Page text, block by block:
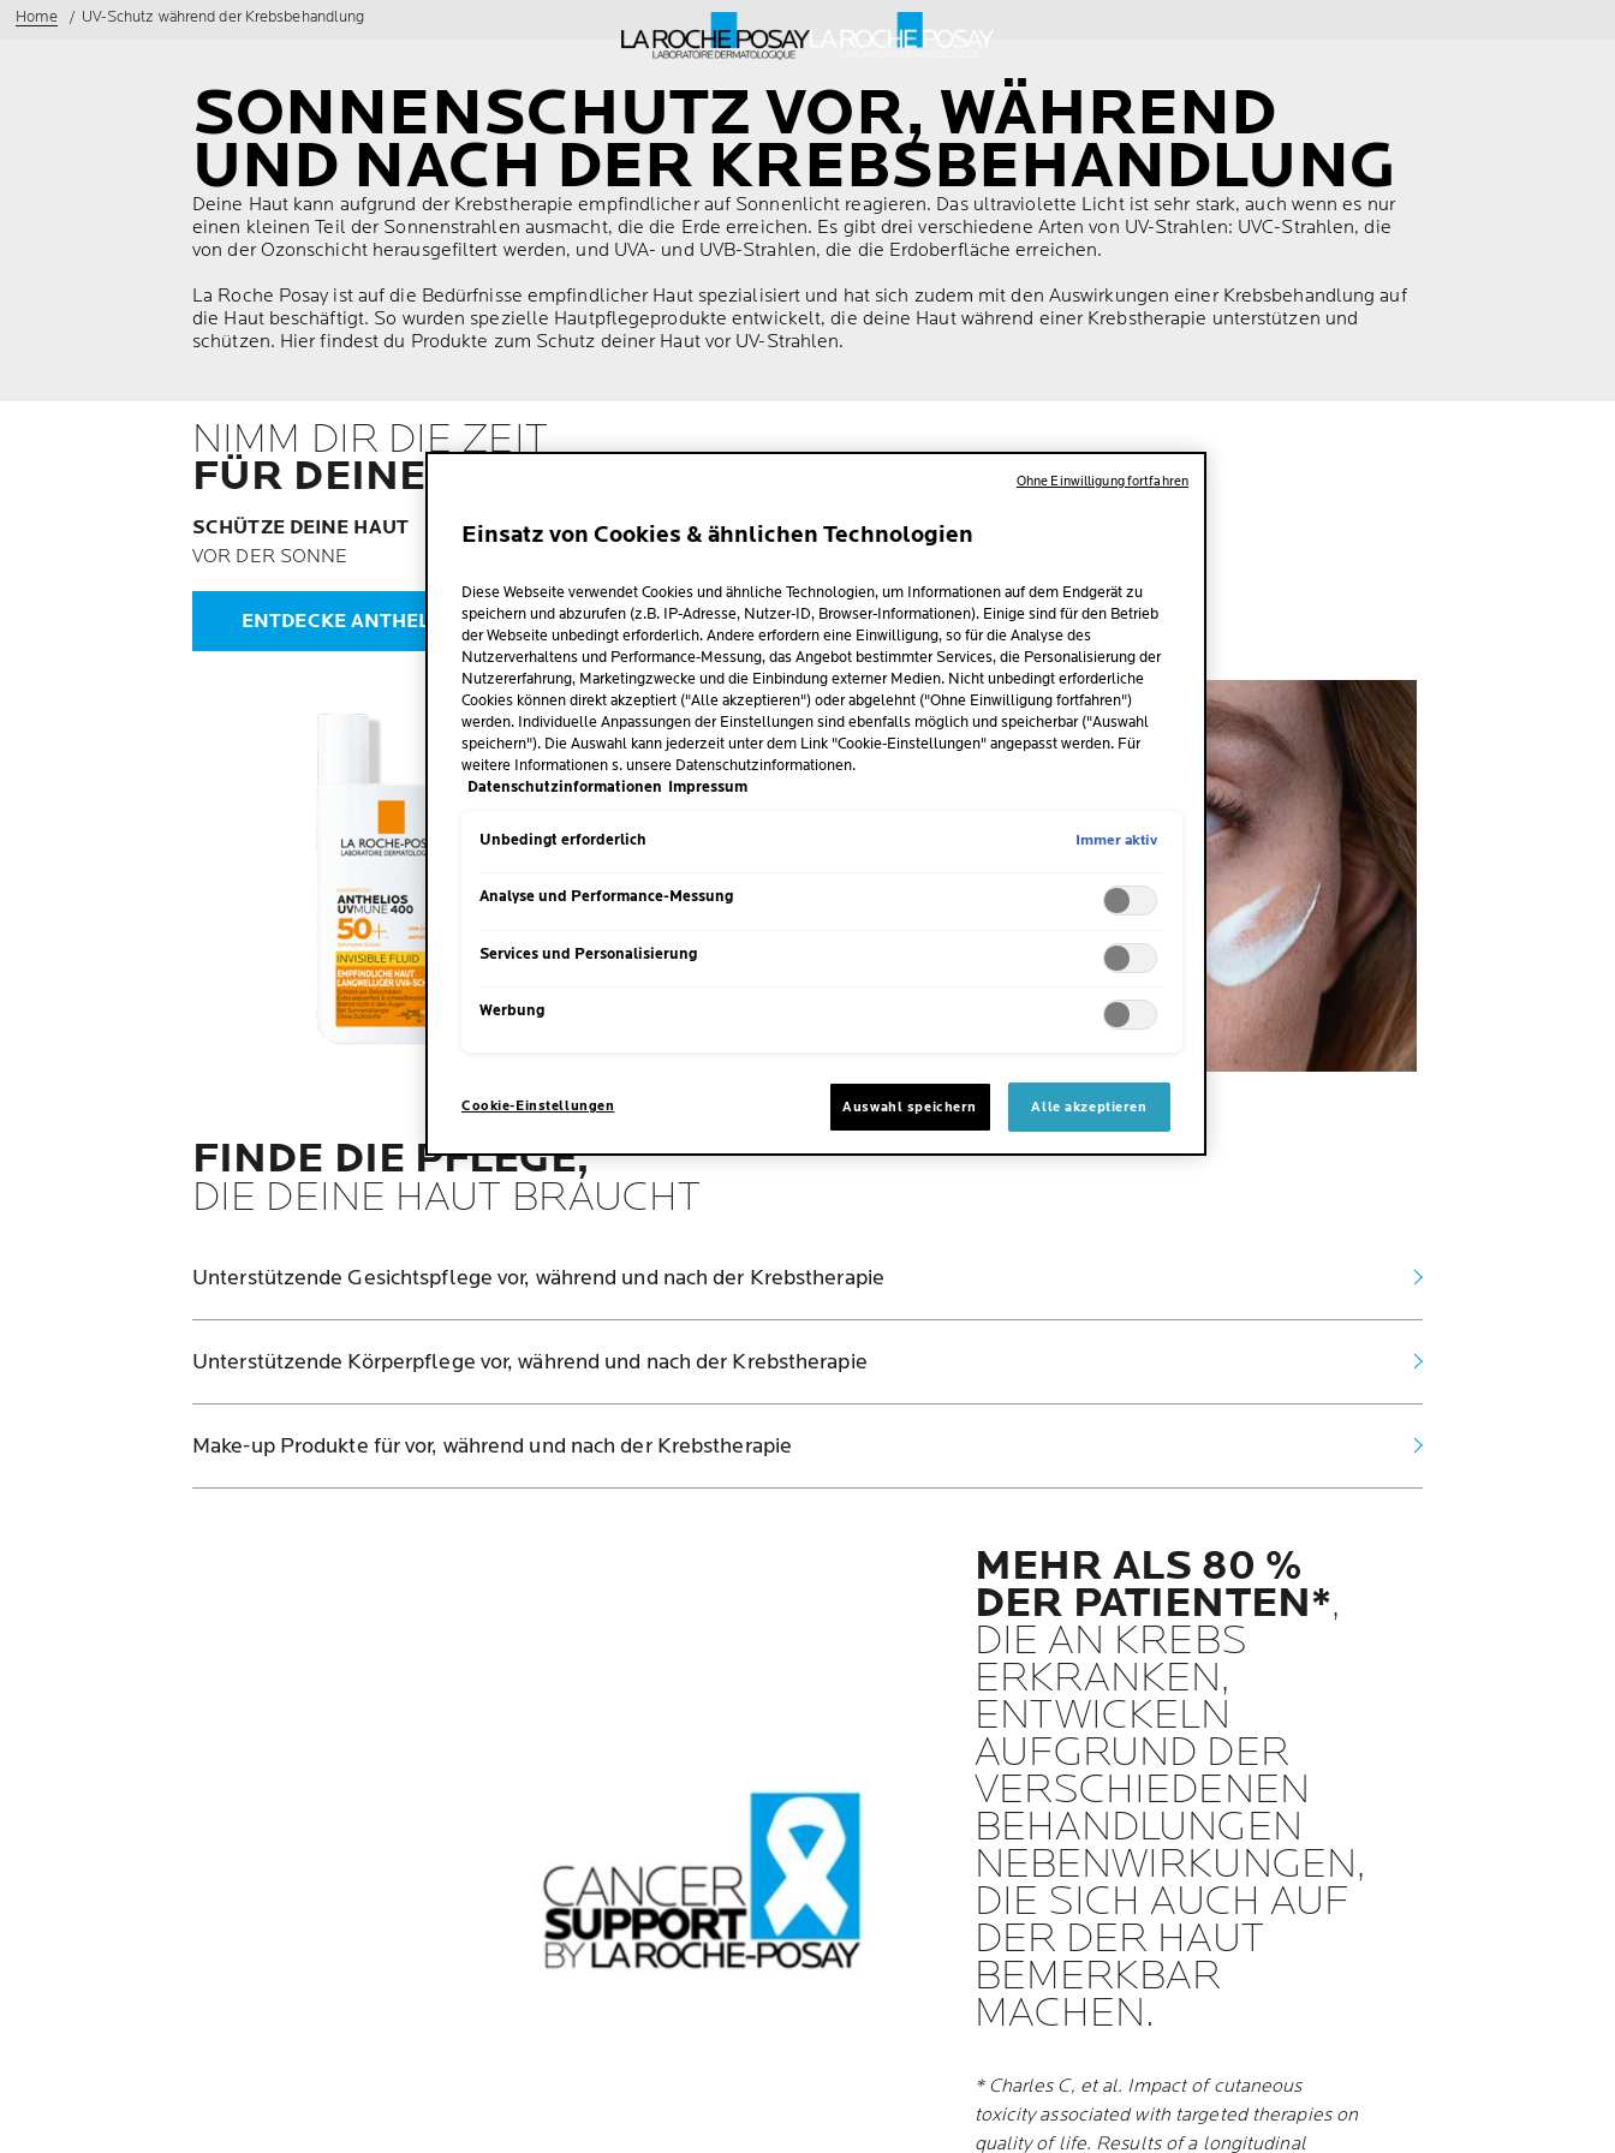
Home UV-Schutz während der Krebsbehandlung
SONNENSCHUTZ VOR, WÄHREND
UND NACH DER KREBSBEHANDLUNG
Deine Haut kann aufgrund der Krebstherapie empfindlicher auf Sonnenlicht reagieren. Das ultraviolette Licht ist sehr stark, auch wenn es nur
einen kleinen Teil der Sonnenstrahlen ausmacht, die die Erde erreichen. Es gibt drei verschiedene Arten von UV-Strahlen: UVC-Strahlen, die
von der Ozonschicht herausgefiltert werden, und UVA- und UVB-Strahlen, die die Erdoberfläche erreichen.
La Roche Posay ist auf die Bedürfnisse empfindlicher Haut spezialisiert und hat sich zudem mit den Auswirkungen einer Krebsbehandlung auf
die Haut beschäftigt. So wurden spezielle Hautpflegeprodukte entwickelt, die deine Haut während einer Krebstherapie unterstützen und
schützen. Hier findest du Produkte zum Schutz deiner Haut vor UV-Strahlen.
NIMM DIR DIE ZEIT
FÜR DEINE HAUT ZU SORGEN
SCHÜTZE DEINE HAUT
VOR DER SONNE
ENTDECKE ANTHELIOS INVISIBLE FLUID UVMUNE 400 LSF 50+
FINDE DIE PFLEGE,
DIE DEINE HAUT BRAUCHT
Unterstützende Gesichtspflege vor, während und nach der Krebstherapie
Unterstützende Körperpflege vor, während und nach der Krebstherapie
Make-up Produkte für vor, während und nach der Krebstherapie
MEHR ALS 80 %
DER PATIENTEN*,
DIE AN KREBS
ERKRANKEN,
ENTWICKELN
AUFGRUND DER
VERSCHIEDENEN
BEHANDLUNGEN
NEBENWIRKUNGEN,
DIE SICH AUCH AUF
DER DER HAUT
BEMERKBAR
MACHEN.
* Charles C, et al. Impact of cutaneous
toxicity associated with targeted therapies on
quality of life. Results of a longitudinal
Einsatz von Cookies & ähnlichen Technologien
Diese Webseite verwendet Cookies und ähnliche Technologien, um Informationen auf dem Endgerät zu
speichern und abzurufen (z.B. IP-Adresse, Nutzer-ID, Browser-Informationen). Einige sind für den Betrieb
der Webseite unbedingt erforderlich. Andere erfordern eine Einwilligung, so für die Analyse des
Nutzerverhaltens und Performance-Messung, das Angebot bestimmter Services, die Personalisierung der
Nutzererfahrung, Marketingzwecke und die Einbindung externer Medien. Nicht unbedingt erforderliche
Cookies können direkt akzeptiert ("Alle akzeptieren") oder abgelehnt ("Ohne Einwilligung fortfahren")
werden. Individuelle Anpassungen der Einstellungen sind ebenfalls möglich und speicherbar ("Auswahl
speichern"). Die Auswahl kann jederzeit unter dem Link "Cookie-Einstellungen" angepasst werden. Für
weitere Informationen s. unsere Datenschutzinformationen.
Datenschutzinformationen Impressum
Unbedingt erforderlich Immer aktiv
Analyse und Performance-Messung
Services und Personalisierung
Werbung
Cookie-Einstellungen Auswahl speichern Alle akzeptieren
Ohne Einwilligung fortfahren